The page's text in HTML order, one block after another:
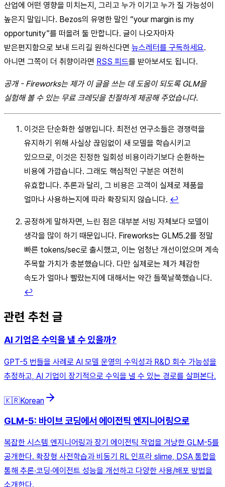
산업에 어떤 영향을 미치는지, 그리고 누가 이기고 누가 질 가능성이
높은지 말입니다. Bezos의 유명한 말인 “your margin is my
opportunity”를 떠올려 둘 만합니다. 글이 나오자마자
받은편지함으로 보내 드리길 원하신다면 뉴스레터를 구독하세요.
아니면 그쪽이 더 취향이라면 RSS 피드를 받아보셔도 됩니다.
공개 - Fireworks는 제가 이 글을 쓰는 데 도움이 되도록 GLM을
실험해 볼 수 있는 무료 크레딧을 친절하게 제공해 주었습니다.
이것은 단순화한 설명입니다. 최전선 연구소들은 경쟁력을
유지하기 위해 사실상 끊임없이 새 모델을 학습시키고
있으므로, 이것은 진정한 일회성 비용이라기보다 순환하는
비용에 가깝습니다. 그래도 핵심적인 구분은 여전히
유효합니다. 추론과 달리, 그 비용은 고객이 실제로 제품을
얼마나 사용하는지에 따라 확장되지 않습니다. ↩︎
공정하게 말하자면, 느린 점은 대부분 서빙 자체보다 모델이
생각을 많이 하기 때문입니다. Fireworks는 GLM5.2를 정말
빠른 tokens/sec로 출시했고, 이는 엄청난 개선이었으며 계속
주목할 가치가 충분했습니다. 다만 실제로는 제가 체감한
속도가 얼마나 빨랐는지에 대해서는 약간 들쭉날쭉했습니다.
↩︎
관련 추천 글
AI 기업은 수익을 낼 수 있을까?
GPT-5 번들을 사례로 AI 모델 운영의 수익성과 R&D 회수 가능성을
추정하고, AI 기업이 장기적으로 수익을 낼 수 있는 경로를 살펴본다.
🇰🇷Korean
GLM-5: 바이브 코딩에서 에이전틱 엔지니어링으로
복잡한 시스템 엔지니어링과 장기 에이전틱 작업을 겨냥한 GLM-5를
공개한다. 확장형 사전학습과 비동기 RL 인프라 slime, DSA 통합을
통해 추론·코딩·에이전트 성능을 개선하고 다양한 사용/배포 방법을
소개한다.